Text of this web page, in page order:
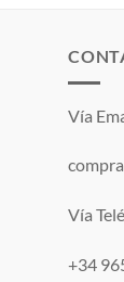
Vía
Vía
+34